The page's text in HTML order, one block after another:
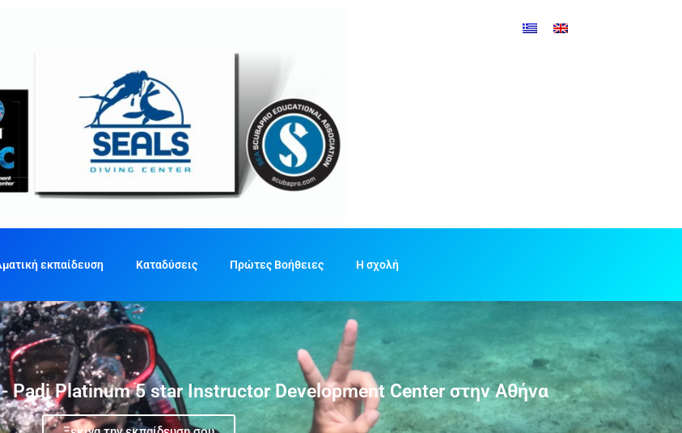
εκπαίδευση Καταδύσεις Πρώτες Βοήθειες Η σχολή
Padi Platinum 5 star Instructor Development Center στην Αθήνα